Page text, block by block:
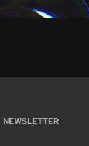
NEWSLETTER